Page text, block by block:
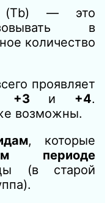
(Tb) — это
в
количество
проявляет
+3 и +4.
возможны.
, которые
м периоде
(в старой